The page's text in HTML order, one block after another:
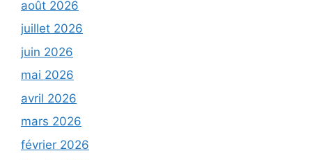
août 2026
juillet 2026
juin 2026
mai 2026
avril 2026
mars 2026
février 2026